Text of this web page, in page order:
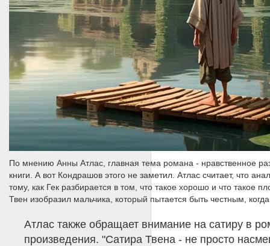
По мнению Анны Атлас, главная тема романа - нравственное
книги. А вот Кондрашов этого не заметил. Атлас считает, что
тому, как Гек разбирается в том, что такое хорошо и что такое
Твен изобразил мальчика, который пытается быть честным, когда
Атлас также обращает внимание на сатиру в
произведения. "Сатира Твена - не просто